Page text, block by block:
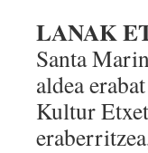
LANAK
Santa
aldea
Kultur